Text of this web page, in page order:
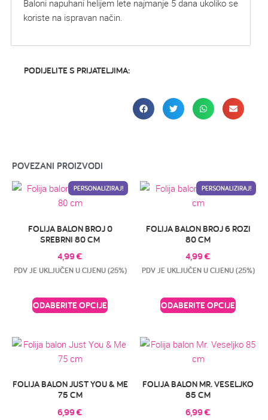
Baloni napuhani helijem lete najmanje 5 dana ukoliko se
koriste na ispravan način.
PODIJELITE S PRIJATELJIMA:
POVEZANI PROIZVODI
PERSONALIZIRAJ!
FOLIJA BALON BROJ 0
SREBRNI 80 CM
4,99€
PDV JE UKLJUČEN U CIJENU (25%)
ODABERITE OPCIJE
PERSONALIZIRAJ!
FOLIJA BALON BROJ 6 ROZI
80 CM
4,99€
PDV JE UKLJUČEN U CIJENU (25%)
ODABERITE OPCIJE
FOLIJA BALON JUST YOU & ME
75 CM
6,99€
FOLIJA BALON MR. VESELJKO
85 CM
6,99€